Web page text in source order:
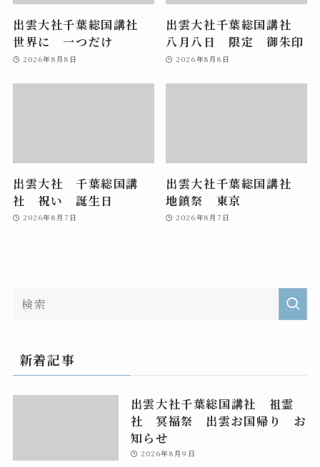
出雲大社千葉総国講社
世界に 一つだけ
2026年8月8日
出雲大社千葉総国講社
八月八日 限定 御朱印
2026年8月8日
出雲大社 千葉総国講
社 祝い 誕生日
2026年8月7日
出雲大社千葉総国講社
地鎮祭 東京
2026年8月7日
新着記事
出雲大社千葉総国講社 祖霊
社 冥福祭 出雲お国帰り お
知らせ
2026年8月9日